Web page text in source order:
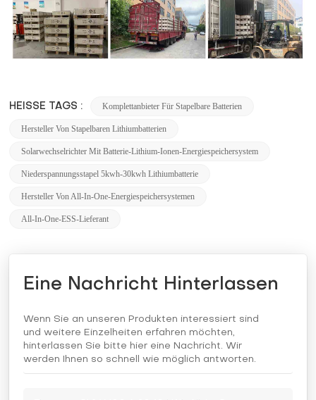
HEISSE TAGS : Komplettanbieter Für Stapelbare Batterien
Hersteller Von Stapelbaren Lithiumbatterien
Solarwechselrichter Mit Batterie-Lithium-Ionen-Energiespeichersystem
Niederspannungsstapel 5kwh-30kwh Lithiumbatterie
Hersteller Von All-In-One-Energiespeichersystemen
All-In-One-ESS-Lieferant
Eine Nachricht Hinterlassen
Wenn Sie an unseren Produkten interessiert sind
und weitere Einzelheiten erfahren möchten,
hinterlassen Sie bitte hier eine Nachricht. Wir
werden Ihnen so schnell wie möglich antworten.